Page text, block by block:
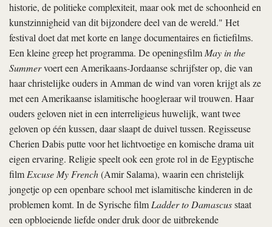
historie, de politieke complexiteit, maar ook met de schoonheid en
kunstzinnigheid van dit bijzondere deel van de wereld." Het
festival doet dat met korte en lange documentaires en fictiefilms.
Een kleine greep het programma. De openingsfilmMay in the
Summervoert een Amerikaans-Jordaanse schrijfster op, die van
haar christelijke ouders in Amman de wind van voren krijgt als ze
met een Amerikaanse islamitische hoogleraar wil trouwen. Haar
ouders geloven niet in een interreligieus huwelijk, want twee
geloven op één kussen, daar slaapt de duivel tussen. Regisseuse
Cherien Dabis putte voor het lichtvoetige en komische drama uit
eigen ervaring. Religie speelt ook een grote rol in de Egyptische
filmExcuse My French(Amir Salama), waarin een christelijk
jongetje op een openbare school met islamitische kinderen in de
problemen komt. In de Syrische filmLadder to Damascusstaat
een opbloeiende liefde onder druk door de uitbrekende